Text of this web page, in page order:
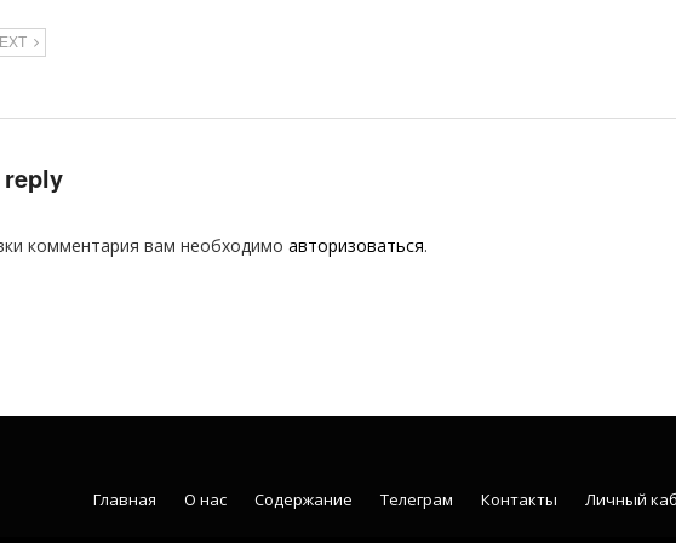
reply
комментария вам необходимо авторизоваться.
Главная О нас Содержание Телеграм Контакты Личный